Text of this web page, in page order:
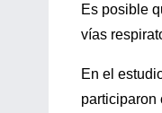
Es posible
vías
En el
participaron